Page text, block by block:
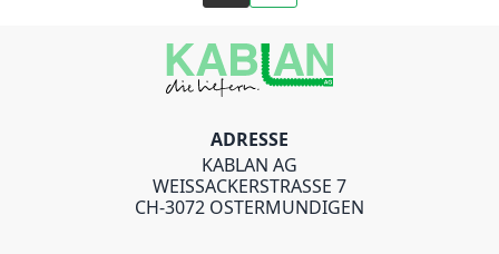
ADRESSE
KABLAN AG
WEISSACKERSTRASSE 7
CH-3072 OSTERMUNDIGEN